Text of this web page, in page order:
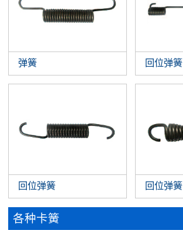
弹簧 回位弹簧
回位弹簧 回位弹簧
各种卡簧